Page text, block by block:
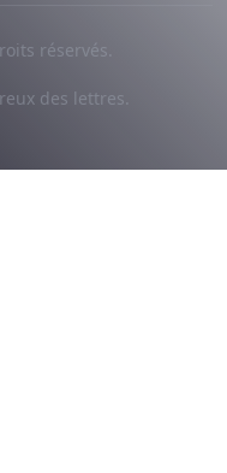
réservés.
des lettres.